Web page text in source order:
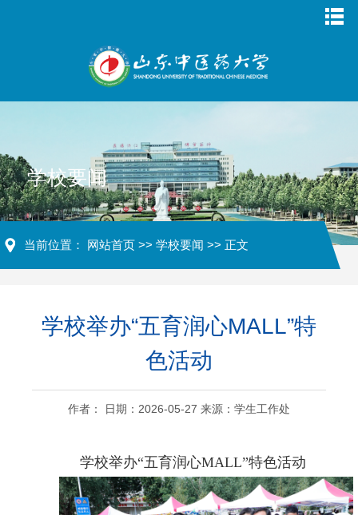
学校要闻
当前位置： 网站首页 >> 学校要闻 >> 正文
学校举办“五育润心MALL”特
色活动
作者： 日期：2026-05-27 来源：学生工作处
学校举办“五育润心MALL”特色活动